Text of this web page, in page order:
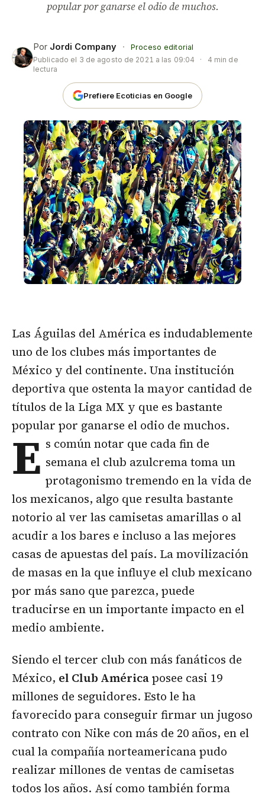
popular por ganarse el odio de muchos.
Por Jordi Company ·
Proceso editorial
Publicado el 3 de agosto de 2021 a las 09:04 ·
4 min de
lectura
Prefiere Ecoticias en Google
Las Águilas del América es indudablemente
uno de los clubes más importantes de
México y del continente. Una institución
deportiva que ostenta la mayor cantidad de
títulos de la Liga MX y que es bastante
popular por ganarse el odio de muchos.
E s común notar que cada fin de
semana el club azulcrema toma un
protagonismo tremendo en la vida de
los mexicanos, algo que resulta bastante
notorio al ver las camisetas amarillas o al
acudir a los bares e incluso a las mejores
casas de apuestas del país. La movilización
de masas en la que influye el club mexicano
por más sano que parezca, puede
traducirse en un importante impacto en el
medio ambiente.
Siendo el tercer club con más fanáticos de
México, el Club Américaposee casi 19
millones de seguidores. Esto le ha
favorecido para conseguir firmar un jugoso
contrato con Nike con más de 20 años, en el
cual la compañía norteamericana pudo
realizar millones de ventas de camisetas
todos los años. Así como también forma